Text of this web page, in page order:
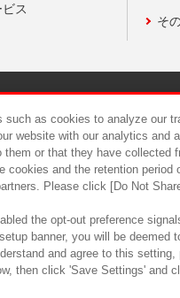
ス
そ
食品のご
such as cookies to analyze our
website with our analytics and
them or that they have
cookies and the retention
Please click [Do Not
the opt-out preference
banner, you will be
and agree to this
then click 'Save Settings' and